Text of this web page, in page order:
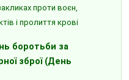
проти воєн,
і пролиття крові
боротьби за
зброї (День